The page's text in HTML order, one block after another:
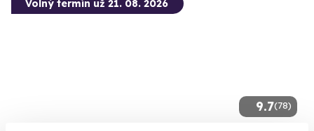
9.7(78)
Volný termín už 21. 08. 2026